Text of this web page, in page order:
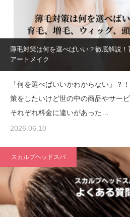
薄毛対策は何を選べばいい？徹底解説
アートメイク
「何を選べばいいかわからない」？
策をしたいけど世の中の商品やサー
それぞれ料金に違いがあった…
2026.06.10
スカルプヘッドスパ